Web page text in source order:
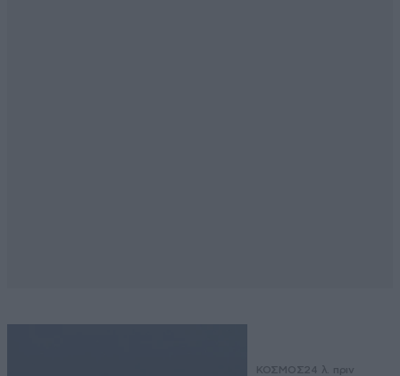
ΚΟΣΜΟΣ24 λ. πριν